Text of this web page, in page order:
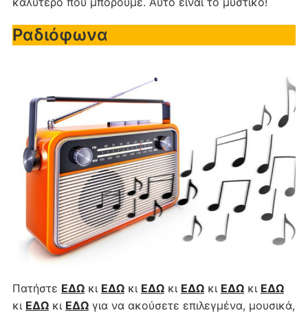
Ραδιόφωνα
Πατήστε ΕΔΩκι ΕΔΩκι ΕΔΩκι ΕΔΩκι ΕΔΩκι ΕΔΩ
κι ΕΔΩκι ΕΔΩγια να ακούσετε επιλεγμένα, μουσικά,